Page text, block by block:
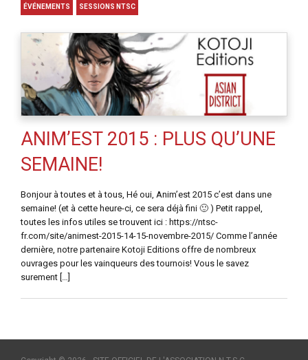
ÉVÉNEMENTS SESSIONS NTSC
ANIM’EST 2015 : PLUS QU’UNE
SEMAINE!
Bonjour à toutes et à tous, Hé oui, Anim’est 2015 c’est dans une
semaine! (et à cette heure-ci, ce sera déjà fini 🙂 ) Petit rappel,
toutes les infos utiles se trouvent ici : https://ntsc-
fr.com/site/animest-2015-14-15-novembre-2015/ Comme l’année
dernière, notre partenaire Kotoji Editions offre de nombreux
ouvrages pour les vainqueurs des tournois! Vous le savez
surement […]